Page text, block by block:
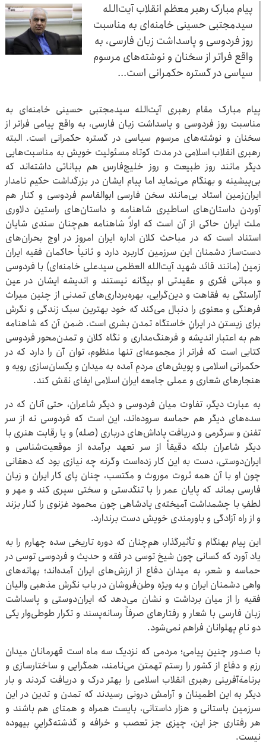
پیام مبارک رهبر معظم انقلاب آیت‌الله
سیدمجتبی حسینی خامنه‌ای به مناسبت
روز فردوسی و پاسداشت زبان فارسی، به
واقع فراتر از سخنان و نوشته‌های مرسوم
سیاسی در گستره حکمرانی است...
پیام مبارک مقام رهبری آیت‌الله سیدمجتبی حسینی خامنه‌ای به
مناسبت روز فردوسی و پاسداشت زبان فارسی، به واقع پیامی فراتر از
سخنان و نوشته‌های مرسوم سیاسی در گستره حکمرانی است. البته
رهبری انقلاب اسلامی در مدت کوتاه مسئولیت خویش به مناسبت‌هایی
دیگر مانند روز طبیعت و روز خلیج‌فارس هم بیاناتی داشته‌اند که
بی‌پیشینه و بهنگام می‌نماید اما پیام ایشان در بزرگداشت حکیم نامدار
ایران‌زمین استاد بی‌مانند سخن فارسی ابوالقاسم فردوسی و کنار هم
آوردن داستان‌های اساطیری شاهنامه و داستان‌های راستین دلاوری
ملت ایران حاکی از آن است که اولاً شاهنامه هم‌چنان سندی شایان
استناد است که در مباحث کلان اداره ایران امروز در اوج بحران‌های
دست‌ساز دشمنان این سرزمین کاربرد دارد و ثانیاً حاکمان فقیه ایران
زمین (مانند قائد شهید آیت‌الله العظمی سیدعلی خامنه‌ای) با فردوسی
و مبانی فکری و عقیدتی او بیگانه نیستند و اندیشه ایشان در عین
آراستگی به فقاهت و دین‌گرایی، بهره‌برداری‌های تمدنی از چنین میراث
فرهنگی و معنوی را دنبال می‌کند که خود بهترین سبک زندگی و نگرش
برای زیستن در ایرانِ خاستگاه تمدن بشری است. ضمن آن که شاهنامه
هم به اعتبار اندیشه و فرهنگ‌مداری و نگاه کلان و تمدن‌محور فردوسی
کتابی است که فراتر از مجموعه‌ای تنها منظوم، توان آن را دارد که در
حکمرانی اسلامی و پویش‌های مردمِ آمده به میدان و یکسان‌سازی رویه و
هنجارهای شعاری و عملی جامعه ایران اسلامی ایفای نقش کند.
به عبارت دیگر، تفاوت میان فردوسی و دیگر شاعران، حتی آنان که در
سده‌های دیگر هم حماسه سروده‌اند، این است که فردوسی نه از سر
تفنن و سرگرمی و دریافت پاداش‌های درباری (صله) و یا رقابت هنری با
دیگر شاعران بلکه دقیقاً از سر تعهد برآمده از موقعیت‌شناسی و
ایران‌دوستی، دست به این کار زده‌است وگرنه چه نیازی بود که دهقانی
چون او با آن همه ثروت موروث و مکتسب، چنان پای کار ایران و زبان
فارسی بماند که پایان عمر را با تنگدستی و سختی سپری کند و مهر و
لطفِ با چشمداشت آمیخته‌ی پادشاهی چون محمود غزنوی را کنار بزند
و از راه آزادگی و باورمندی خویش دست برندارد.
این پیام بهنگام و تأثیرگذار، هم‌چنان که دوره تاریخی سده چهارم را به
یاد آورد که کسانی چون شیخ توسی در فقه و حدیث و فردوسی توسی در
حماسه و شعر، به میدان دفاع از ارزش‌های ایران آمده‌اند؛ بهانه‌های
واهی دشمنان ایران و به ویژه وطن‌فروشان در باب نگرش مذهبی والیان
فقیه را از میان برداشت و نشان می‌دهد که ایران‌دوستی و پاسداشت
زبان فارسی با شعار و رفتارهای صرفاً رسانه‌پسند و تکرار طوطی‌وار یکی
دو نامِ پهلوانان فراهم نمی‌شود.
با صدور چنین پیامی؛ مردمی که نزدیک سه ماه است قهرمانان میدان
رزم و دفاع از کشور را رستم تهمتن می‌نامند، همگرایی و ساختارسازی و
برنامه‌َآفرینی رهبری انقلاب اسلامی را بهتر درک و دریافت کردند و بار
دیگر به این اطمینان و آرامش درونی رسیدند که تمدن و تدین در این
سرزمین باستانی و هزار داستانی، بایست همراه و همتای هم باشند و
هر رفتاری جز این، چیزی جز تعصب و خرافه و گذشته‌گراییِ بیهوده
نیست.